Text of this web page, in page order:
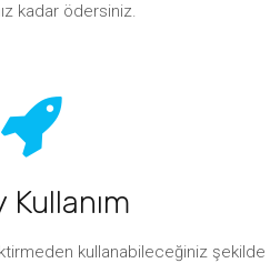
kadar ödersiniz.
Kullanım
kullanabileceğiniz şekilde